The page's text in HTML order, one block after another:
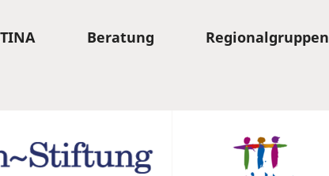
Beratung Regionalgruppen